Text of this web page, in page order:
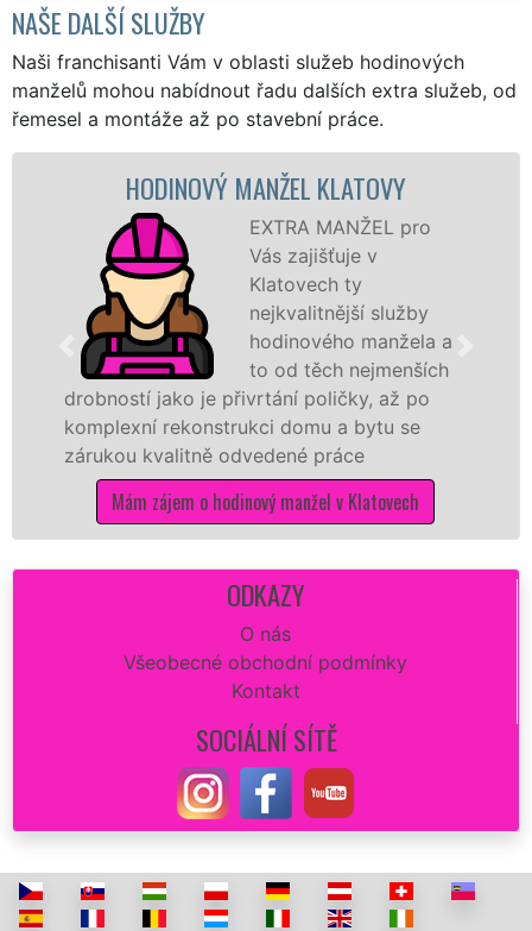
NAŠE DALŠÍ SLUŽBY
Naši franchisanti Vám v oblasti služeb hodinových
manželů mohou nabídnout řadu dalších extra služeb, od
řemesel a montáže až po stavební práce.
MANŽEL KLATOVY
EXTRA MANŽEL pro
Vás zajišťuje v
Klatovech ty
nejkvalitnější služby
hodinového manžela a
to od těch nejmenších
jako je přivrtání poličky, až po
rekonstrukci domu a bytu se
odvedené práce
zájem o hodinový manžel v Klatovech
potřebné
ODKAZY
O nás
Všeobecné obchodní podmínky
Kontakt
SOCIÁLNÍ SÍTĚ